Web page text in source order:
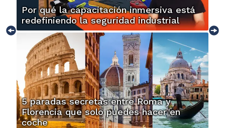
Por qué la capacitación inmersiva está
redefiniendo la seguridad industrial
5 paradas secretas entre Roma y
Florencia que solo puedes hacer en
coche